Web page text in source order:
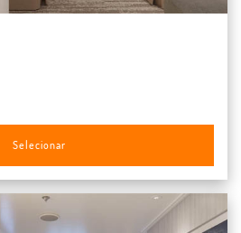
Selecionar